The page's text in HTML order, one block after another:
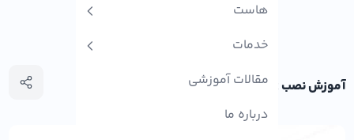
هاست
خدمات
مقالات آموزشی
درباره ما
آموزش نصب Cloudlinux روی آلمالینوکس